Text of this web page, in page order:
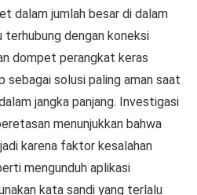
dalam jumlah besar di dalam
dengan koneksi
dompet perangkat keras
sebagai solusi paling aman saat
jangka panjang. Investigasi
menunjukkan bahwa
karena faktor kesalahan
mengunduh aplikasi
kata sandi yang terlalu